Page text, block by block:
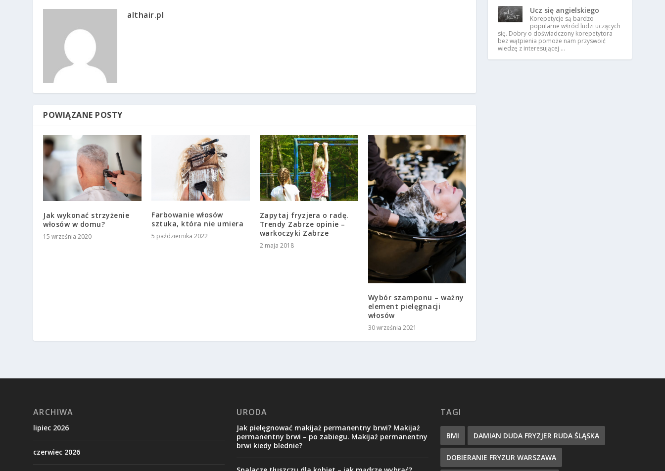
althair.pl
POWIĄZANE POSTY
Jak wykonać strzyżenie
włosów w domu?
15 września 2020
Farbowanie włosów
sztuka, która nie umiera
5 października 2022
Zapytaj fryzjera o radę.
Trendy Zabrze opinie –
warkoczyki Zabrze
2 maja 2018
Wybór szamponu – ważny
element pielęgnacji
włosów
30 września 2021
Ucz się angielskiego
Korepetycje są bardzo
popularne wśród ludzi uczących
się. Dobry o doświadczony korepetytora
bez wątpienia pomoże nam przyswoić
wiedzę z interesującej …
ARCHIWA
lipiec 2026
czerwiec 2026
URODA
Jak pielęgnować makijaż permanentny brwi? Makijaż
permanentny brwi – po zabiegu. Makijaż permanentny
brwi kiedy blednie?
TAGI
BMI DAMIAN DUDA FRYZJER RUDA ŚLĄSKA
DOBIERANIE FRYZUR WARSZAWA